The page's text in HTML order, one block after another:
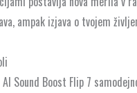
ampak izjava o tvojem
Sound Boost Flip 7